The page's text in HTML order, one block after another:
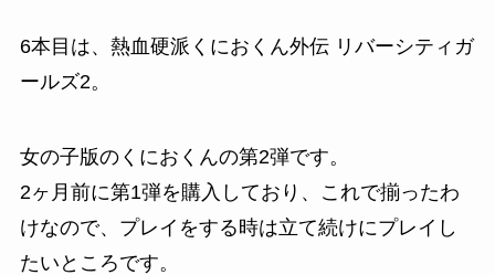
6本目は、 熱血硬派くにおくん外伝 リバーシティガ
ールズ2。
女の子版のくにおくんの第2弾です。
2ヶ月前に第1弾を購入しており、これで揃ったわ
けなので、プレイをする時は立て続けにプレイし
たいところです。